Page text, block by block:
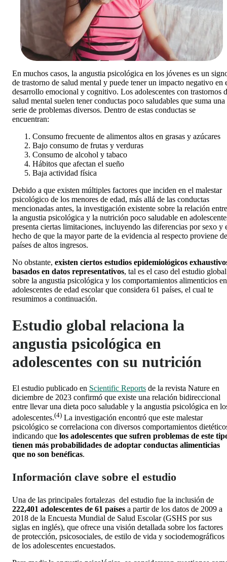
En muchos casos, la angustia psicológica en los jóvenes es un
de trastorno de salud mental y puede tener un impacto negativo en
desarrollo emocional y cognitivo. Los adolescentes con trastornos
salud mental suelen tener conductas poco saludables que suma una
serie de problemas diversos. Dentro de estas conductas se
encuentran:
Consumo frecuente de alimentos altos en grasas y azúcares
Bajo consumo de frutas y verduras
Consumo de alcohol y tabaco
Hábitos que afectan el sueño
Baja actividad física
Debido a que existen múltiples factores que inciden en el malestar
psicológico de los menores de edad, más allá de las conductas
mencionadas antes, la investigación existente sobre la relación entre
la angustia psicológica y la nutrición poco saludable en
presenta ciertas limitaciones, incluyendo las diferencias por sexo y
hecho de que la mayor parte de la evidencia al respecto proviene de
países de altos ingresos.
No obstante, existen ciertos estudios epidemiológicos
basados ​​en datos representativos, tal es el caso del estudio global
sobre la angustia psicológica y los comportamientos alimenticios en
adolescentes de edad escolar que considera 61 países, el cual te
resumimos a continuación.
Estudio global relaciona la
angustia psicológica en
adolescentes con su nutrición
El estudio publicado en Scientific Reports de la revista Nature en
diciembre de 2023 confirmó que existe una relación bidireccional
entre llevar una dieta poco saludable y la angustia psicológica en
adolescentes.(4) La investigación encontró que este malestar
psicológico se correlaciona con diversos comportamientos
indicando que los adolescentes que sufren problemas de este
tienen más probabilidades de adoptar conductas alimenticias
que no son benéficas.
Información clave sobre el estudio
Una de las principales fortalezas del estudio fue la inclusión de
222,401 adolescentes de 61 países a partir de los datos de 2009 a
2018 de la Encuesta Mundial de Salud Escolar (GSHS por sus
siglas en inglés), que ofrece una visión detallada sobre los factores
de protección, psicosociales, de estilo de vida y sociodemográficos
de los adolescentes encuestados.